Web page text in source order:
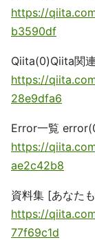
https://
b3590df
Qiita(0)Qiita関
https://
28e9dfa6
Error一覧
https://
ae2c42b8
資料集 [あなた
https://
77f69c1d